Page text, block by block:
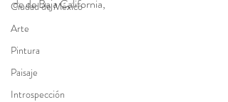
Ciudad de México
Arte
Pintura
Paisaje
Introspección
de de Baja California,